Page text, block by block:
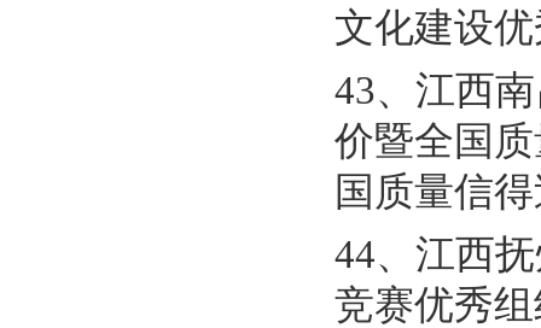
文化建设
43、江西
价暨全国
国质量信
44、江西
竞赛优秀